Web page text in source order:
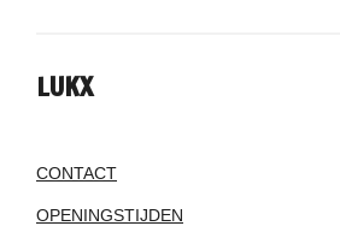
LUKX
CONTACT
OPENINGSTIJDEN